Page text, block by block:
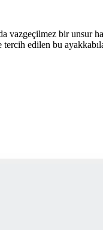
vazgeçilmez bir unsur
edilen bu